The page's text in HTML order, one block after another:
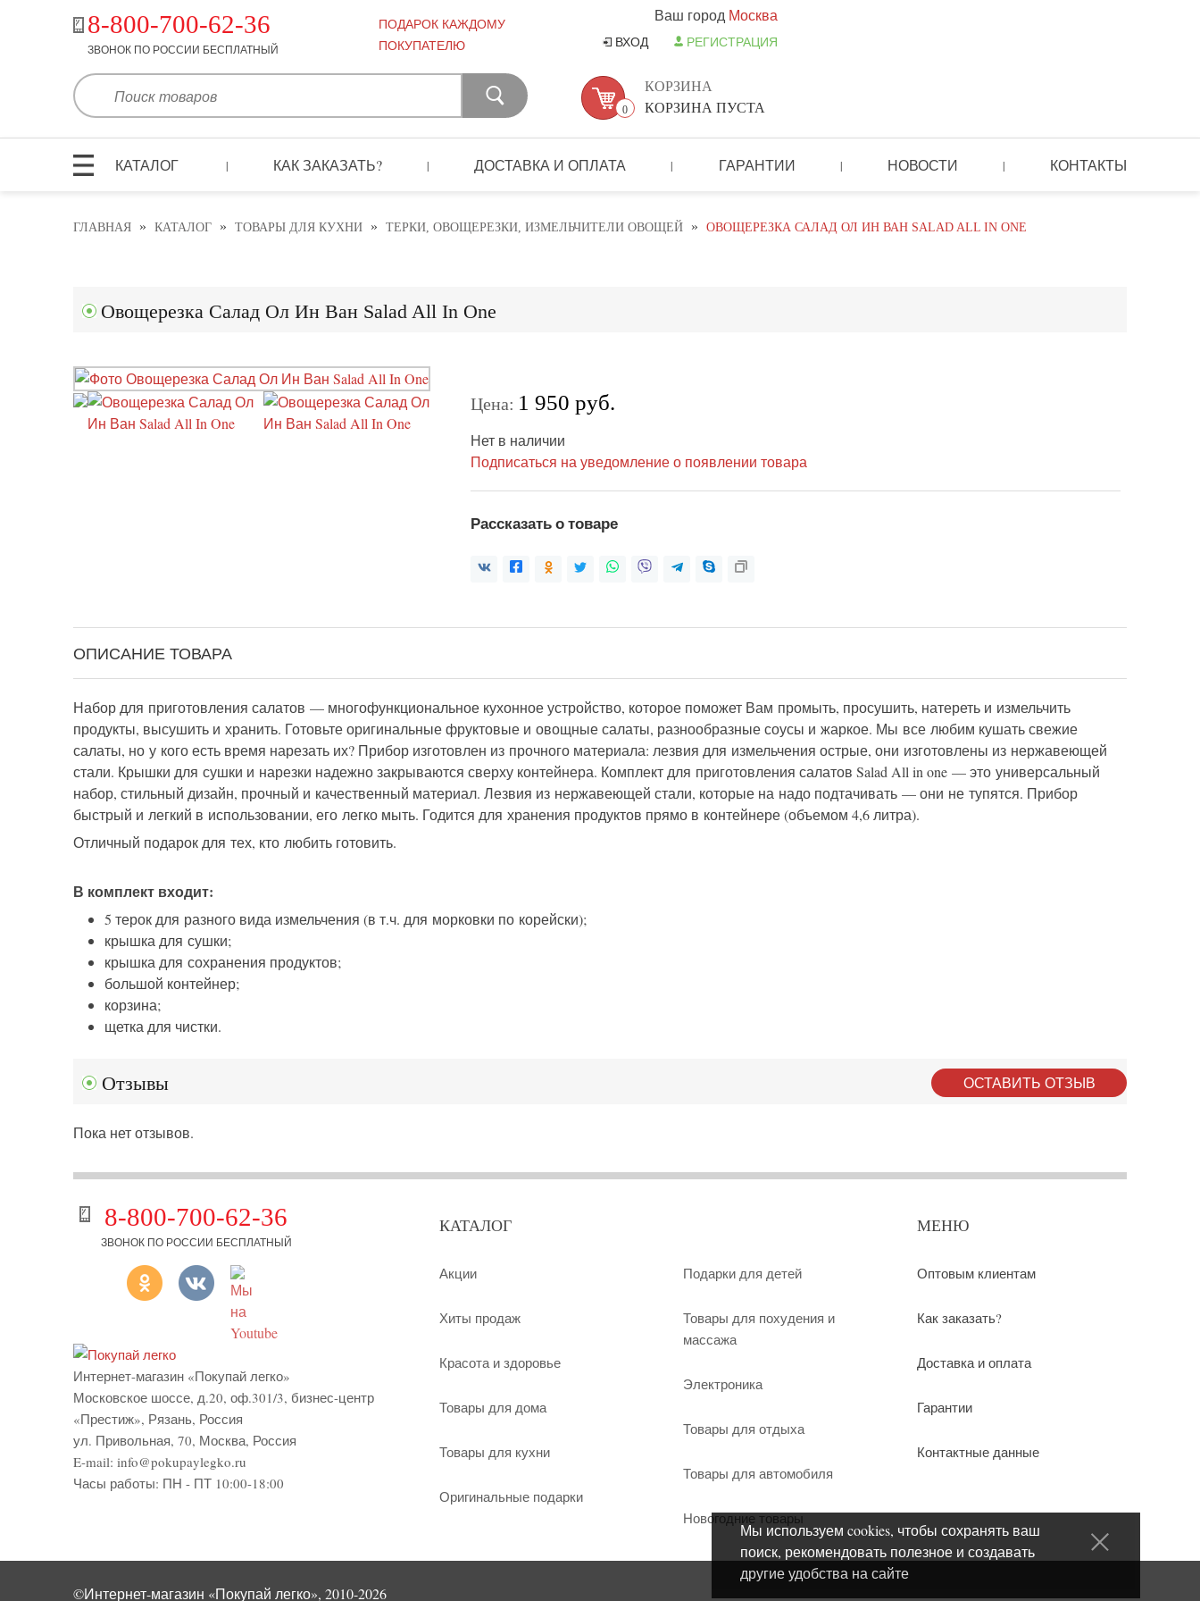
8-800-700-62-36
ЗВОНОК ПО РОССИИ БЕСПЛАТНЫЙ
ПОДАРОК КАЖДОМУ
ПОКУПАТЕЛЮ
Ваш город Москва
ВХОД РЕГИСТРАЦИЯ
0
КОРЗИНА
КОРЗИНА ПУСТА
КАТАЛОГ | КАК ЗАКАЗАТЬ? | ДОСТАВКА И ОПЛАТА | ГАРАНТИИ | НОВОСТИ | КОНТАКТЫ
ГЛАВНАЯ » КАТАЛОГ » ТОВАРЫ ДЛЯ КУХНИ » ТЕРКИ, ОВОЩЕРЕЗКИ, ИЗМЕЛЬЧИТЕЛИ ОВОЩЕЙ » ОВОЩЕРЕЗКА САЛАД ОЛ ИН ВАН SALAD ALL IN ONE
Овощерезка Салад Ол Ин Ван Salad All In One
Цена: 1 950 руб.
Нет в наличии
Подписаться на уведомление о появлении товара
Рассказать о товаре
ОПИСАНИЕ ТОВАРА
Набор для приготовления салатов — многофункциональное кухонное устройство, которое поможет Вам промыть, просушить, натереть и измельчить
продукты, высушить и хранить. Готовьте оригинальные фруктовые и овощные салаты, разнообразные соусы и жаркое. Мы все любим кушать свежие
салаты, но у кого есть время нарезать их? Прибор изготовлен из прочного материала: лезвия для измельчения острые, они изготовлены из нержавеющей
стали. Крышки для сушки и нарезки надежно закрываются сверху контейнера. Комплект для приготовления салатов Salad All in one — это универсальный
набор, стильный дизайн, прочный и качественный материал. Лезвия из нержавеющей стали, которые на надо подтачивать — они не тупятся. Прибор
быстрый и легкий в использовании, его легко мыть. Годится для хранения продуктов прямо в контейнере (объемом 4,6 литра).
Отличный подарок для тех, кто любить готовить.
В комплект входит:
5 терок для разного вида измельчения (в т.ч. для морковки по корейски);
крышка для сушки;
крышка для сохранения продуктов;
большой контейнер;
корзина;
щетка для чистки.
Отзывы ОСТАВИТЬ ОТЗЫВ
Пока нет отзывов.
8-800-700-62-36
ЗВОНОК ПО РОССИИ БЕСПЛАТНЫЙ
Интернет-магазин «Покупай легко»
Московское шоссе, д.20, оф.301/3, бизнес-центр
«Престиж», Рязань, Россия
ул. Привольная, 70, Москва, Россия
E-mail: info@pokupaylegko.ru
Часы работы: ПН - ПТ 10:00-18:00
КАТАЛОГ
Акции
Хиты продаж
Красота и здоровье
Товары для дома
Товары для кухни
Оригинальные подарки
Подарки для детей
Товары для похудения и
массажа
Электроника
Товары для отдыха
Товары для автомобиля
Новогодние товары
МЕНЮ
Оптовым клиентам
Как заказать?
Доставка и оплата
Гарантии
Контактные данные
©Интернет-магазин «Покупай легко», 2010-2026
Мы используем cookies, чтобы сохранять ваш
поиск, рекомендовать полезное и создавать
другие удобства на сайте